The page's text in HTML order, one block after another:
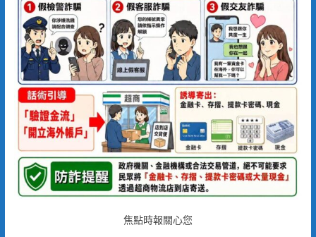
焦點時報關心您